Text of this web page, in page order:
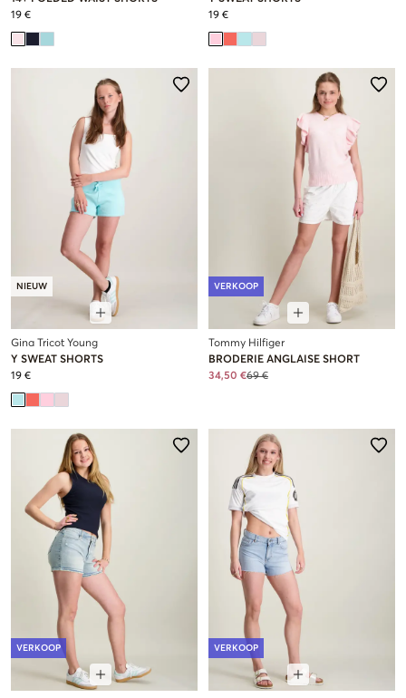
19 €
19 €
NIEUW
Gina Tricot Young
Y SWEAT SHORTS
19 €
VERKOOP
Tommy Hilfiger
BRODERIE ANGLAISE SHORT
34,50 €69 €
VERKOOP VERKOOP